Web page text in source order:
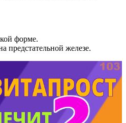
форме.
предстательной железе.